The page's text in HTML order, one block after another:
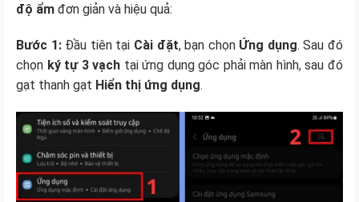
độ ẩm đơn giản và hiệu quả:
Bước 1:Đầu tiên tại Cài đặt, bạn chọnỨng dụng. Sau đó
chọn ký tự 3 vạch tại ứng dụng góc phải màn hình, sau đó
gạt thanh gạt Hiển thị ứng dụng.